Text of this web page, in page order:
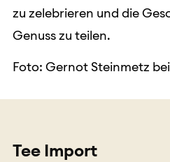
zu zelebrieren und die
Genuss zu teilen.
Foto: Gernot Steinmetz
Tee Import